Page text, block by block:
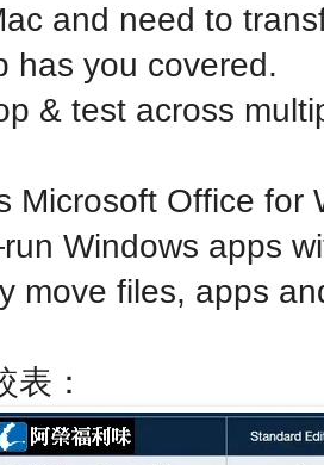
and need to
has you covered.
& test across
Microsoft Office for
Windows apps
move files, apps
表：